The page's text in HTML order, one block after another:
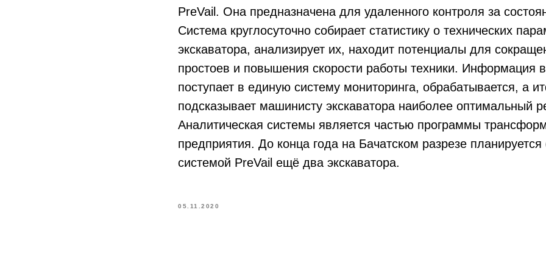
PreVail. Она предназначена для удаленного контроля за
Система круглосуточно собирает статистику о технических
экскаватора, анализирует их, находит потенциалы для
простоев и повышения скорости работы техники. Информация
поступает в единую систему мониторинга, обрабатывается, а
подсказывает машинисту экскаватора наиболее оптимальный
Аналитическая системы является частью программы
предприятия. До конца года на Бачатском разрезе планируется
системой PreVail ещё два экскаватора.
05.11.2020